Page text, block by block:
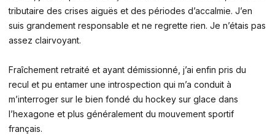
tributaire des crises aiguës et des périodes d’accalmie. J’en
suis grandement responsable et ne regrette rien. Je n’étais pas
assez clairvoyant.
Fraîchement retraité et ayant démissionné, j’ai enfin pris du
recul et pu entamer une introspection qui m’a conduit à
m’interroger sur le bien fondé du hockey sur glace dans
l’hexagone et plus généralement du mouvement sportif
français.